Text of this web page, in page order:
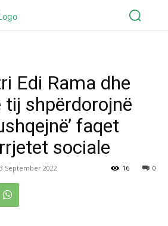
Edi Rama dhe
shpërdorojnë
faqet
sociale
September 2022 0
16